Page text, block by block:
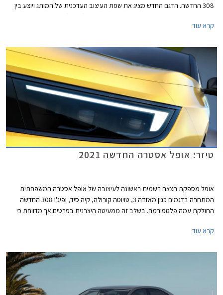
308 החדשה. הדגם החדש מציג את שפת העיצוב העדכנית של המותג ויוצע בין
היתר עם שתי יחידות הנעה מסוג פלאג-אין הייבריד (PHEV).
קרא עוד
טיזר: אופל אסטרה החדשה 2021
אופל מספקת הצצה רשמית ראשונה לעיצובה של אופל אסטרה המשפחתית
המתחרה בדגמים כגון מאזדה 3, טויוטה קורולה, קיה סיד, ופיג'ו 308 החדשה
החולקת עמה פלטפורמה. בשלב זה ממעיטה היצרנית בפרטים אך מדווחת כי
קרא עוד